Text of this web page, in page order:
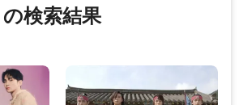
の検索結果